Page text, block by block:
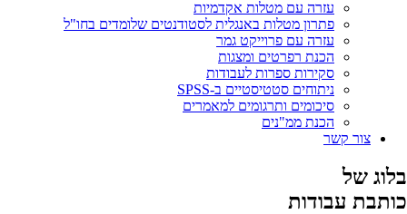
עזרה עם מטלות אקדמיות
פתרון מטלות באנגלית לסטודנטים שלומדים בחו"ל
עזרה עם פרוייקט גמר
הכנת רפרטים ומצגות
סקירות ספרות לעבודות
ניתוחים סטטיסטיים ב-SPSS
סיכומים ותרגומים למאמרים
הכנת ממ"נים
צור קשר
בלוג של
כותבת עבודות